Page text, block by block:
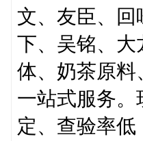
文、友臣、回
下、吴铭、大
体、奶茶原料
一站式服务
定、查验率